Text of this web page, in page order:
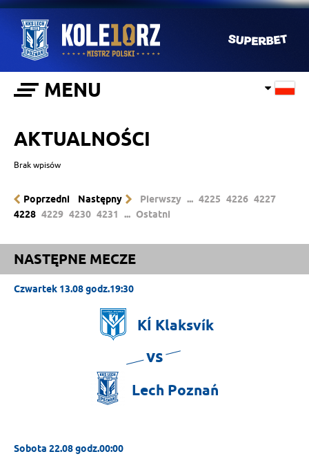
MENU
AKTUALNOŚCI
Brak wpisów
Poprzedni Następny Pierwszy ... 4225 4226 4227
4228 4229 4230 4231 ... Ostatni
NASTĘPNE MECZE
Czwartek 13.08 godz.19:30
KÍ Klaksvík
vs
Lech Poznań
Sobota 22.08 godz.00:00